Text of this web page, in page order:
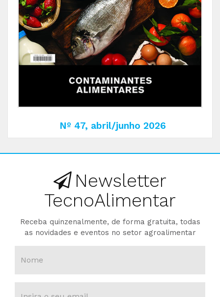
Nº 47, abril/junho 2026
Newsletter
TecnoAlimentar
Receba quinzenalmente, de forma gratuita, todas
as novidades e eventos no setor agroalimentar